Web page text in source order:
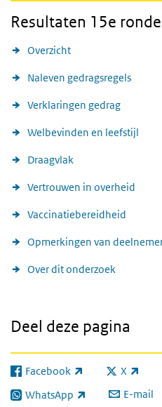
Resultaten 15e ronde
Overzicht
Naleven gedragsregels
Verklaringen gedrag
Welbevinden en leefstijl
Draagvlak
Vertrouwen in overheid
Vaccinatiebereidheid
Opmerkingen van
Over dit onderzoek
Deel deze pagina
Facebook
(externe link) X
(externe
WhatsApp
(externe link) E-mail